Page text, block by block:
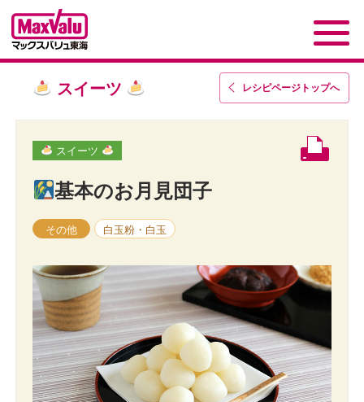
レシピページトップへ
スイーツ
スイーツ
基本のお月見団子
その他 白玉粉・白玉